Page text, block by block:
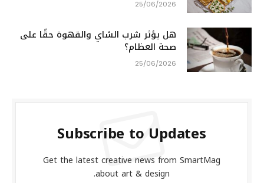
25/06/2026
هل يؤثر شرب الشاي والقهوة حقًا على
صحة العظام؟
25/06/2026
Subscribe to Updates
Get the latest creative news from SmartMag
about art & design.